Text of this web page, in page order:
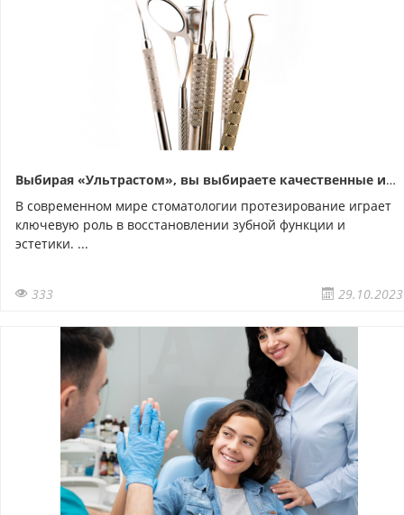
Выбирая «Ультрастом», вы выбираете качественные инструменты для протезирования
В современном мире стоматологии протезирование играет
ключевую роль в восстановлении зубной функции и
эстетики. ...
333 29.10.2023